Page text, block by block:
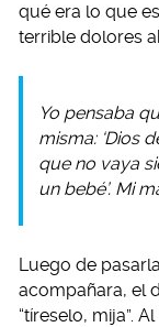
qué era lo que
terrible dolores
Yo pensaba
misma: ‘Dios
que no vaya
un bebé’. Mi
Luego de
acompañara, el
“tíreselo, mija”.